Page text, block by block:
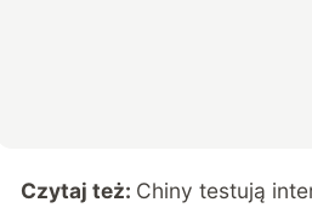
Czytaj też: Chiny testują